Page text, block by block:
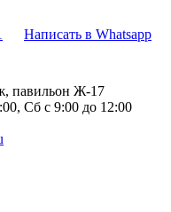
Написать в Whatsapp
павильон Ж-17
Сб с 9:00 до 12:00